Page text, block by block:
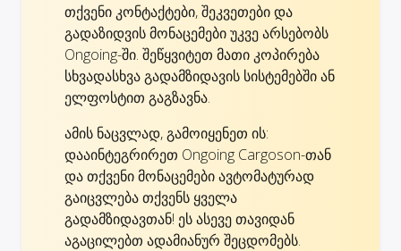
თქვენი კონტაქტები, შეკვეთები და
გადაზიდვის მონაცემები უკვე არსებობს
Ongoing-ში. შეწყვიტეთ მათი კოპირება
სხვადასხვა გადამზიდავის სისტემებში ან
ელფოსტით გაგზავნა.
ამის ნაცვლად, გამოიყენეთ ის:
დააინტეგრირეთ Ongoing Cargoson-თან
და თქვენი მონაცემები ავტომატურად
გაიცვლება თქვენს ყველა
გადამზიდავთან! ეს ასევე თავიდან
აგაცილებთ ადამიანურ შეცდომებს.